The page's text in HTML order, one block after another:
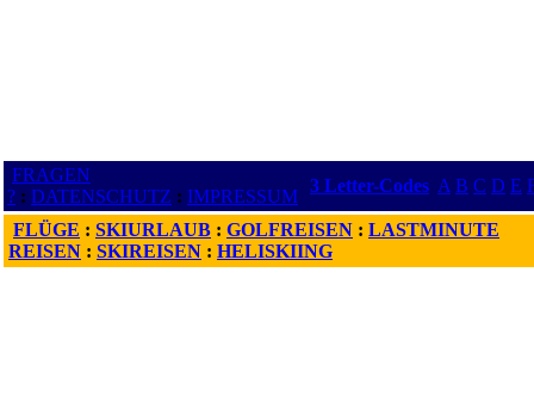
FRAGEN
? : DATENSCHUTZ : IMPRESSUM
3 Letter-Codes A B C D E
FLÜGE : SKIURLAUB : GOLFREISEN : LASTMINUTE
REISEN : SKIREISEN : HELISKIING